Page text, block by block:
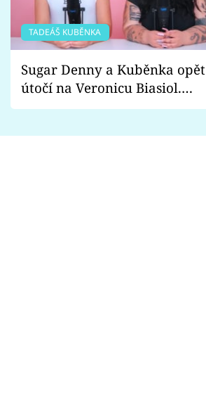
TADEÁŠ KUBĚNKA
Sugar Denny a Kuběnka opět
útočí na Veronicu Biasiol.
Proč je podle nich falešná a